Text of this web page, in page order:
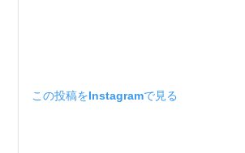
この投稿をInstagramで見る